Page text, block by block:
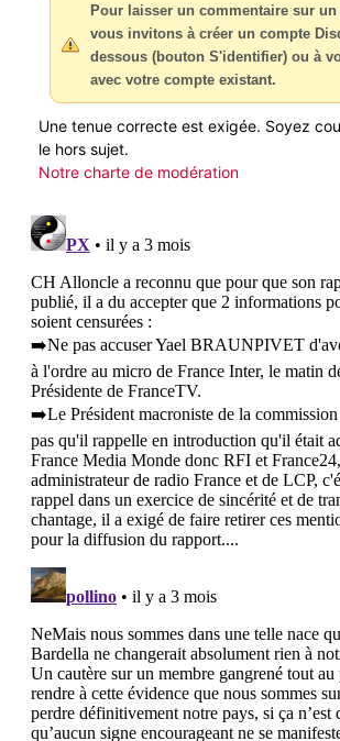
Pour laisser un commentaire sur
vous invitons à créer un compte
dessous (bouton S'identifier) ou à
avec votre compte existant.
Une tenue correcte est exigée. Soyez
le hors sujet.
Notre charte de modération